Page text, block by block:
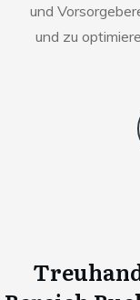
und
und zu